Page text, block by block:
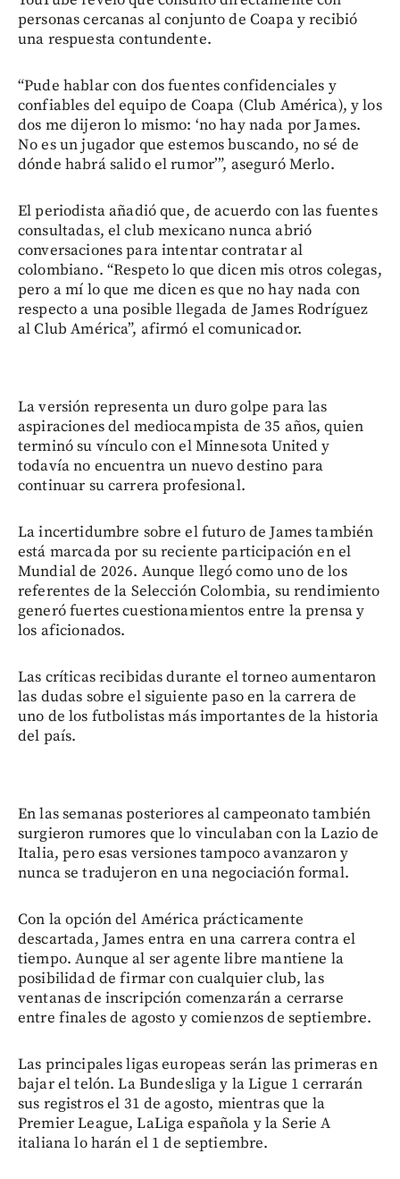
personas cercanas al conjunto de Coapa y recibió
una respuesta contundente.
“Pude hablar con dos fuentes confidenciales y
confiables del equipo de Coapa (Club América), y los
dos me dijeron lo mismo: ‘no hay nada por James.
No es un jugador que estemos buscando, no sé de
dónde habrá salido el rumor’”, aseguró Merlo.
El periodista añadió que, de acuerdo con las fuentes
consultadas, el club mexicano nunca abrió
conversaciones para intentar contratar al
colombiano. “Respeto lo que dicen mis otros colegas,
pero a mí lo que me dicen es que no hay nada con
respecto a una posible llegada de James Rodríguez
al Club América”, afirmó el comunicador.
La versión representa un duro golpe para las
aspiraciones del mediocampista de 35 años, quien
terminó su vínculo con el Minnesota United y
todavía no encuentra un nuevo destino para
continuar su carrera profesional.
La incertidumbre sobre el futuro de James también
está marcada por su reciente participación en el
Mundial de 2026. Aunque llegó como uno de los
referentes de la Selección Colombia, su rendimiento
generó fuertes cuestionamientos entre la prensa y
los aficionados.
Las críticas recibidas durante el torneo aumentaron
las dudas sobre el siguiente paso en la carrera de
uno de los futbolistas más importantes de la historia
del país.
En las semanas posteriores al campeonato también
surgieron rumores que lo vinculaban con la Lazio de
Italia, pero esas versiones tampoco avanzaron y
nunca se tradujeron en una negociación formal.
Con la opción del América prácticamente
descartada, James entra en una carrera contra el
tiempo. Aunque al ser agente libre mantiene la
posibilidad de firmar con cualquier club, las
ventanas de inscripción comenzarán a cerrarse
entre finales de agosto y comienzos de septiembre.
Las principales ligas europeas serán las primeras en
bajar el telón. La Bundesliga y la Ligue 1 cerrarán
sus registros el 31 de agosto, mientras que la
Premier League, LaLiga española y la Serie A
italiana lo harán el 1 de septiembre.